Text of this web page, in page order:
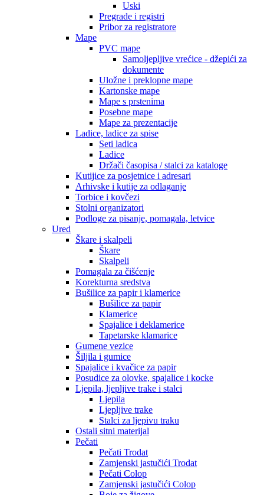
Uski
Pregrade i registri
Pribor za registratore
Mape
PVC mape
Samoljepljive vrećice - džepići za
dokumente
Uložne i preklopne mape
Kartonske mape
Mape s prstenima
Posebne mape
Mape za prezentacije
Ladice, ladice za spise
Seti ladica
Ladice
Držači časopisa / stalci za kataloge
Kutijice za posjetnice i adresari
Arhivske i kutije za odlaganje
Torbice i kovčezi
Stolni organizatori
Podloge za pisanje, pomagala, letvice
Ured
Škare i skalpeli
Škare
Skalpeli
Pomagala za čišćenje
Korekturna sredstva
Bušilice za papir i klamerice
Bušilice za papir
Klamerice
Spajalice i deklamerice
Tapetarske klamarice
Gumene vezice
Šiljila i gumice
Spajalice i kvačice za papir
Posudice za olovke, spajalice i kocke
Ljepila, ljepljive trake i stalci
Ljepila
Ljepljive trake
Stalci za ljepivu traku
Ostali sitni materijal
Pečati
Pečati Trodat
Zamjenski jastučići Trodat
Pečati Colop
Zamjenski jastučići Colop